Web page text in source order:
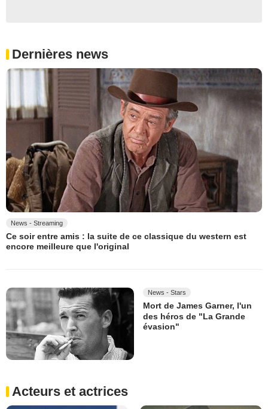
Dernières news
News - Streaming
Ce soir entre amis : la suite de ce classique du western est
encore meilleure que l'original
News - Stars
Mort de James Garner, l'un
des héros de "La Grande
évasion"
Acteurs et actrices